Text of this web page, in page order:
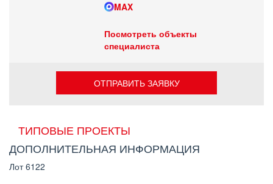
MAX
Посмотреть объекты
специалиста
ОТПРАВИТЬ ЗАЯВКУ
ТИПОВЫЕ ПРОЕКТЫ
ДОПОЛНИТЕЛЬНАЯ ИНФОРМАЦИЯ
Лот 6122